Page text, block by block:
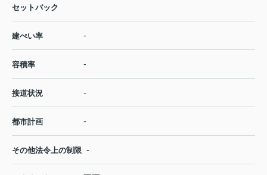
セットバック
建ぺい率 -
容積率 -
接道状況 -
都市計画 -
その他法令上の制限 -